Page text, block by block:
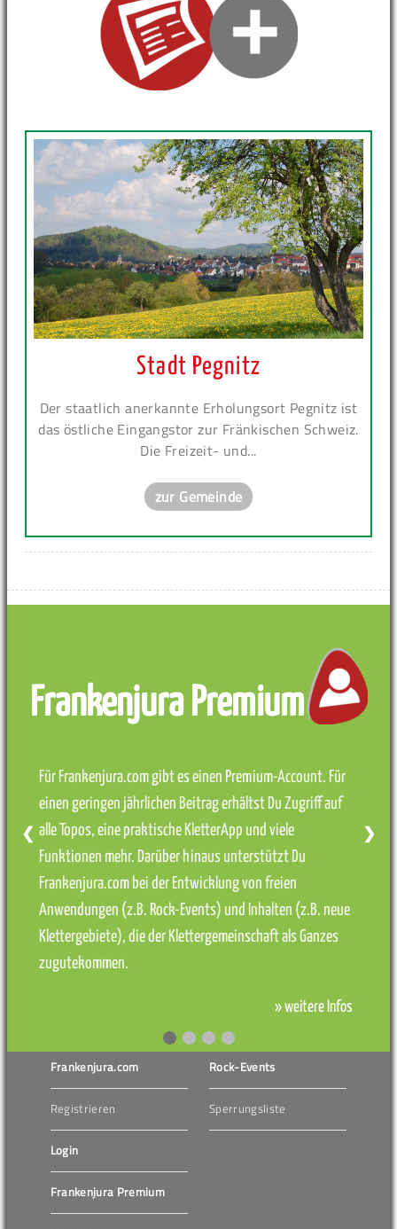
Stadt Pegnitz
Der staatlich anerkannte Erholungsort Pegnitz ist
das östliche Eingangstor zur Fränkischen Schweiz.
Die Freizeit- und...
zur Gemeinde
Frankenjura Premium
Für Frankenjura.com gibt es einen Premium-Account. Für
einen geringen jährlichen Beitrag erhältst Du Zugriff auf
alle Topos, eine praktische KletterApp und viele
Funktionen mehr. Darüber hinaus unterstützt Du
Frankenjura.com bei der Entwicklung von freien
Anwendungen (z.B. Rock-Events) und Inhalten (z.B. neue
Klettergebiete), die der Klettergemeinschaft als Ganzes
zugutekommen.
» weitere Infos
❮ ❯
Frankenjura.com
Registrieren
Login
Frankenjura Premium
Rock-Events
Sperrungsliste